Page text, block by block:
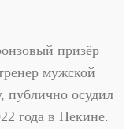
призёр
мужской
публично осудил
года в Пекине.